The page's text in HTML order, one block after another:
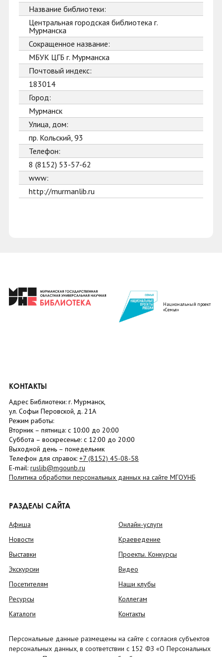
Название библиотеки:
Центральная городская библиотека г.
Мурманска
Сокращенное название:
МБУК ЦГБ г. Мурманска
Почтовый индекс:
183014
Город:
Мурманск
Улица, дом:
пр. Кольский, 93
Телефон:
8 (8152) 53-57-62
www:
http://murmanlib.ru
Национальный проект
«Семья»
КОНТАКТЫ
Адрес Библиотеки: г. Мурманск,
ул. Софьи Перовской, д. 21А
Режим работы:
Вторник – пятница: с 10:00 до 20:00
Суббота – воскресенье: c 12:00 до 20:00
Выходной день – понедельник
Телефон для справок: +7 (8152) 45-08-58
E-mail: ruslib@mgounb.ru
Политика обработки персональных данных на сайте МГОУНБ
РАЗДЕЛЫ САЙТА
Афиша
Новости
Выставки
Экскурсии
Посетителям
Ресурсы
Каталоги
Онлайн-услуги
Краеведение
Проекты. Конкурсы
Видео
Наши клубы
Коллегам
Контакты
Персональные данные размещены на сайте с согласия субъектов
персональных данных, в соответствии с 152 ФЗ «О Персональных